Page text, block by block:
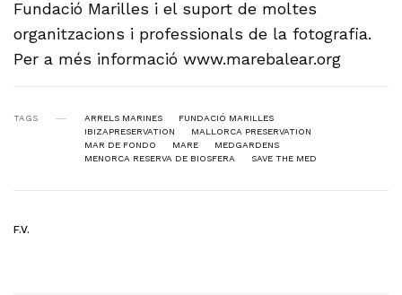
Fundació Marilles i el suport de moltes
organitzacions i professionals de la fotografia.
Per a més informació www.marebalear.org
TAGS ARRELS MARINES
FUNDACIÓ MARILLES
IBIZAPRESERVATION
MALLORCA PRESERVATION
MAR DE FONDO
MARE
MEDGARDENS
MENORCA RESERVA DE BIOSFERA
SAVE THE MED
F.V.